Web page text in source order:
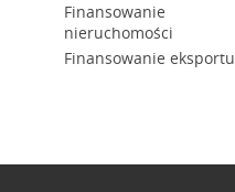
Finansowanie
nieruchomości
Finansowanie eksportu